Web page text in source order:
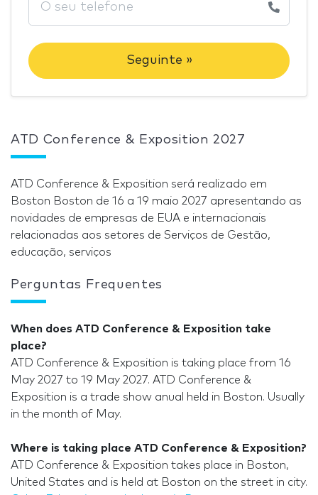
Seguinte »
ATD Conference & Exposition 2027
ATD Conference & Exposition será realizado em
Boston Boston de 16 a 19 maio 2027 apresentando as
novidades de empresas de EUA e internacionais
relacionadas aos setores de Serviços de Gestão,
educação, serviços
Perguntas Frequentes
When does ATD Conference & Exposition take
place?
ATD Conference & Exposition is taking place from 16
May 2027 to 19 May 2027. ATD Conference &
Exposition is a trade show anual held in Boston. Usually
in the month of May.
Where is taking place ATD Conference & Exposition?
ATD Conference & Exposition takes place in Boston,
United States and is held at Boston on the street in city.